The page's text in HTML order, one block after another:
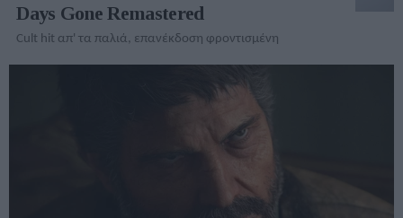
Days Gone Remastered
Cult hit απ' τα παλιά, επανέκδοση φροντισμένη